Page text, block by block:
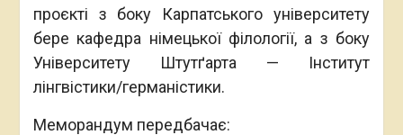
проєкті з боку Карпатського університету
бере кафедра німецької філології, а з боку
Університету Штутґарта — Інститут
лінгвістики/германістики.
Меморандум передбачає: